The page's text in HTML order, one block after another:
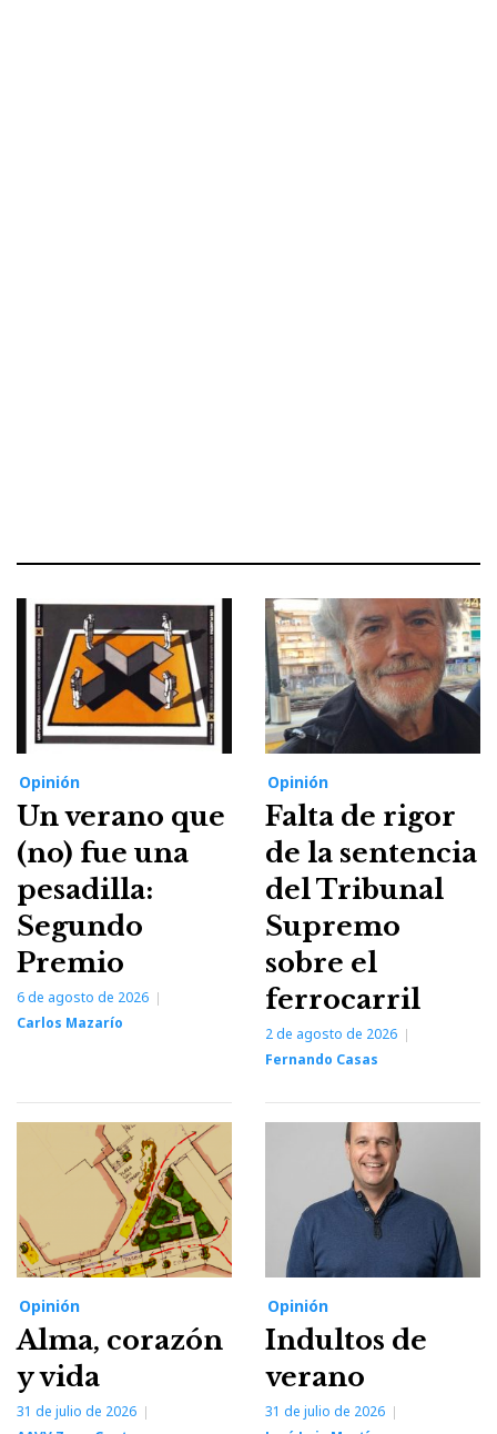
Opinión
Un verano que
(no) fue una
pesadilla:
Segundo
Premio
6 de agosto de 2026
Carlos Mazarío
Opinión
Falta de rigor
de la sentencia
del Tribunal
Supremo
sobre el
ferrocarril
2 de agosto de 2026
Fernando Casas
Opinión
Alma, corazón
y vida
31 de julio de 2026
Opinión
Indultos de
verano
31 de julio de 2026